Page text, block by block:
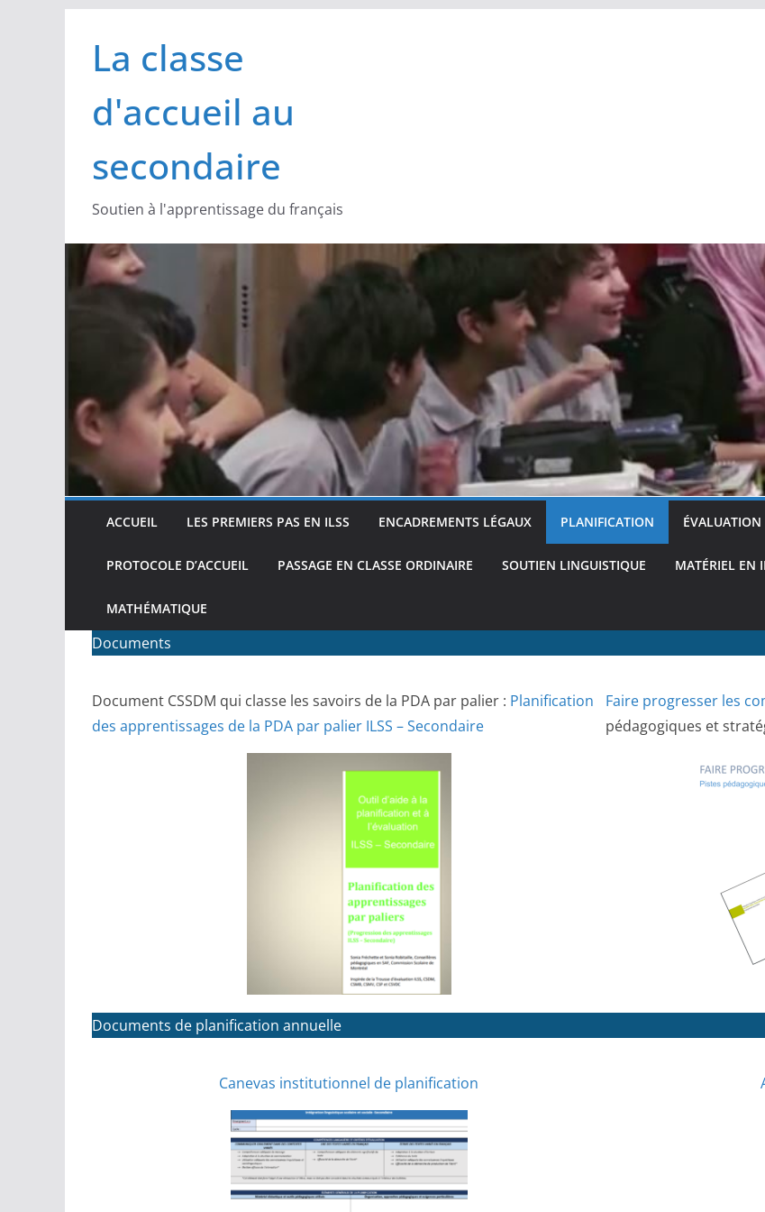
contenu
La classe
d'accueil au
secondaire
Soutien à l'apprentissage du français
ACCUEIL LES PREMIERS PAS EN ILSS ENCADREMENTS LÉGAUX PLANIFICATION ÉVALUATION
PROTOCOLE D’ACCUEIL PASSAGE EN CLASSE ORDINAIRE SOUTIEN LINGUISTIQUE MATÉRIEL EN
MATHÉMATIQUE
Documents
Document CSSDM qui classe les savoirs de la PDA par palier : Planification
des apprentissages de la PDA par palier ILSS – Secondaire
Faire progresser les
pédagogiques et
Documents de planification annuelle
Canevas institutionnel de planification